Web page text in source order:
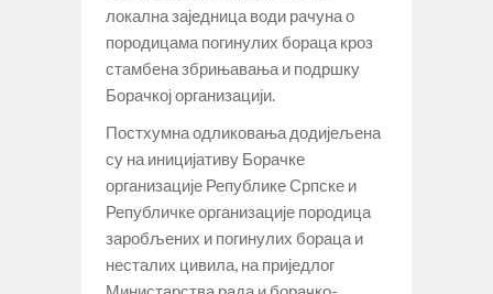
локална заједница води рачуна о
породицама погинулих бораца кроз
стамбена збрињавања и подршку
Борачкој организацији.
Постхумна одликовања додијељена
су на иницијативу Борачке
организације Републике Српске и
Републичке организације породица
заробљених и погинулих бораца и
несталих цивила, на приједлог